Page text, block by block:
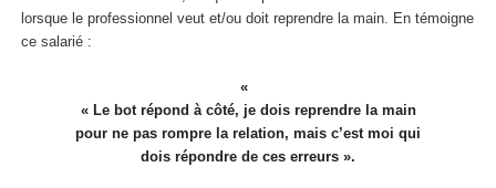
lorsque le professionnel veut et/ou doit reprendre la main. En témoigne
ce salarié :
« Le bot répond à côté, je dois reprendre la main
pour ne pas rompre la relation, mais c’est moi qui
dois répondre de ces erreurs ».